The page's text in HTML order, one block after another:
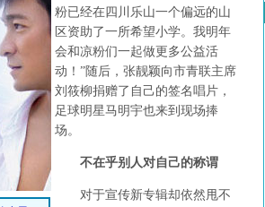
粉已经在四川乐山一个偏远的山
区资助了一所希望小学。我明年
会和凉粉们一起做更多公益活
动！”随后，张靓颖向市青联主席
刘筱柳捐赠了自己的签名唱片，
足球明星马明宇也来到现场捧
场。
不在乎别人对自己的称谓
对于宣传新专辑却依然甩不